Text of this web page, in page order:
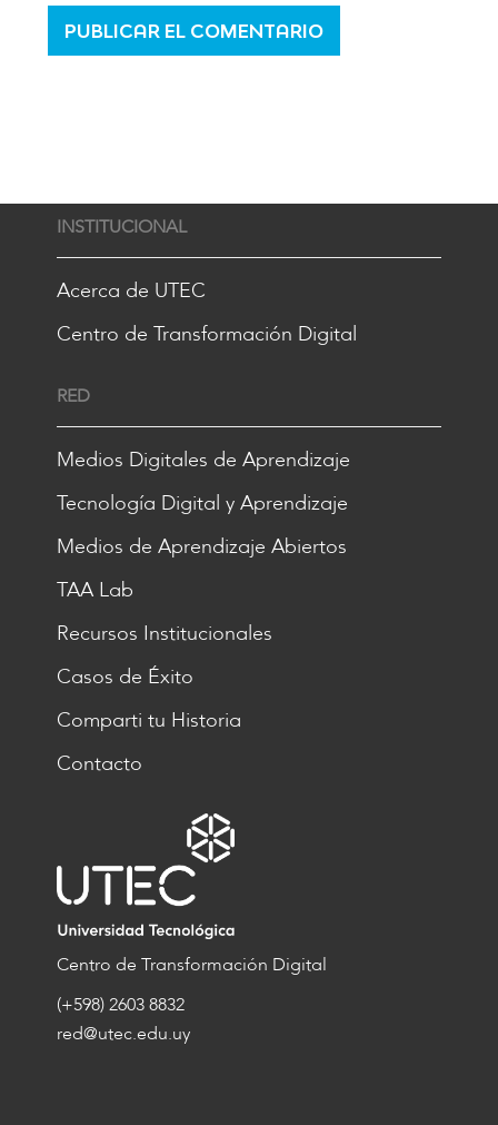
INSTITUCIONAL
Acerca de UTEC
Centro de Transformación Digital
RED
Medios Digitales de Aprendizaje
Tecnología Digital y Aprendizaje
Medios de Aprendizaje Abiertos
TAA Lab
Recursos Institucionales
Casos de Éxito
Comparti tu Historia
Contacto
Centro de Transformación Digital
(+598) 2603 8832
red@utec.edu.uy